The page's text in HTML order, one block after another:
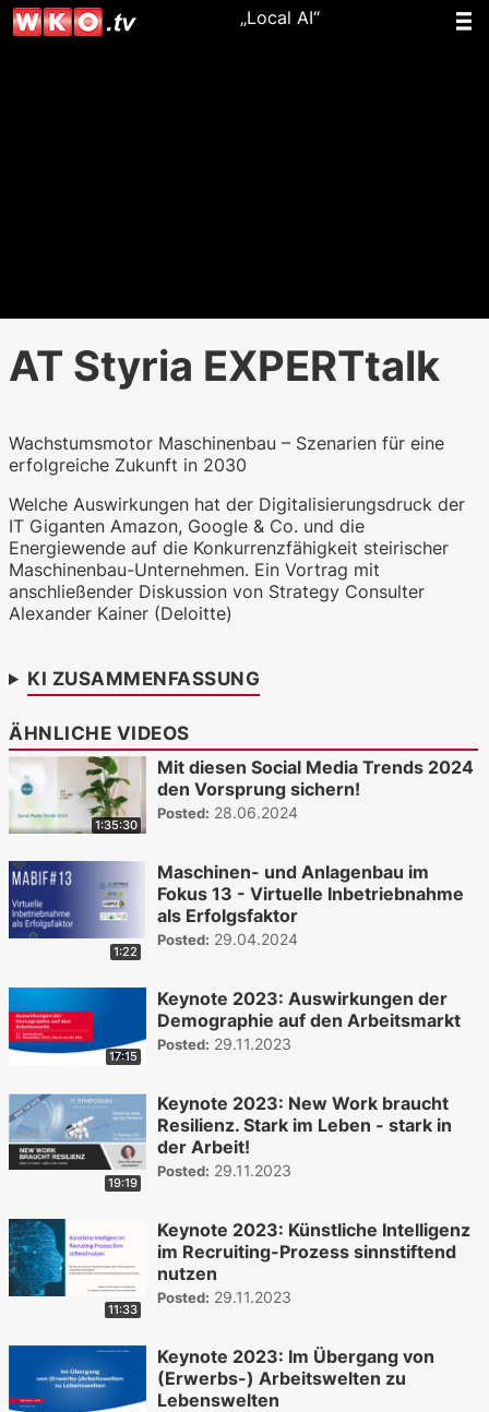
„Local AI“
AT Styria EXPERTtalk
Wachstumsmotor Maschinenbau – Szenarien für eine
erfolgreiche Zukunft in 2030
Welche Auswirkungen hat der Digitalisierungsdruck der
IT Giganten Amazon, Google & Co. und die
Energiewende auf die Konkurrenzfähigkeit steirischer
Maschinenbau-Unternehmen. Ein Vortrag mit
anschließender Diskussion von Strategy Consulter
Alexander Kainer (Deloitte)
KI ZUSAMMENFASSUNG
ÄHNLICHE VIDEOS
1:35:30
Mit diesen Social Media Trends 2024
den Vorsprung sichern!
Posted: 28.06.2024
1:22
Maschinen- und Anlagenbau im
Fokus 13 - Virtuelle Inbetriebnahme
als Erfolgsfaktor
Posted: 29.04.2024
17:15
Keynote 2023: Auswirkungen der
Demographie auf den Arbeitsmarkt
Posted: 29.11.2023
19:19
Keynote 2023: New Work braucht
Resilienz. Stark im Leben - stark in
der Arbeit!
Posted: 29.11.2023
11:33
Keynote 2023: Künstliche Intelligenz
im Recruiting-Prozess sinnstiftend
nutzen
Posted: 29.11.2023
Keynote 2023: Im Übergang von
(Erwerbs-) Arbeitswelten zu
Lebenswelten
WKO.tv KI (lokales LLM gemma-4-
26b-a4b-it, Blackwell)